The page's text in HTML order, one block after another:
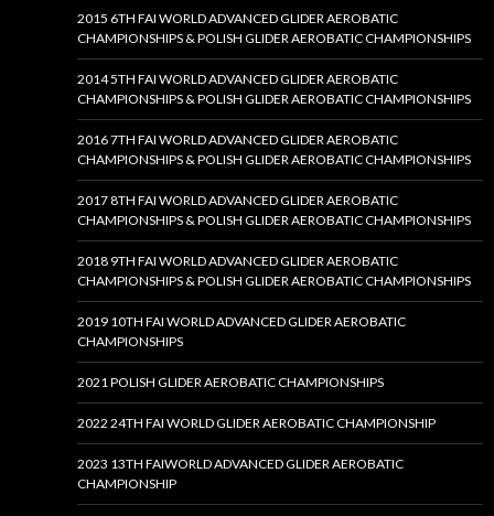
2015 6TH FAI WORLD ADVANCED GLIDER AEROBATIC
CHAMPIONSHIPS & POLISH GLIDER AEROBATIC CHAMPIONSHIPS
2014 5TH FAI WORLD ADVANCED GLIDER AEROBATIC
CHAMPIONSHIPS & POLISH GLIDER AEROBATIC CHAMPIONSHIPS
2016 7TH FAI WORLD ADVANCED GLIDER AEROBATIC
CHAMPIONSHIPS & POLISH GLIDER AEROBATIC CHAMPIONSHIPS
2017 8TH FAI WORLD ADVANCED GLIDER AEROBATIC
CHAMPIONSHIPS & POLISH GLIDER AEROBATIC CHAMPIONSHIPS
2018 9TH FAI WORLD ADVANCED GLIDER AEROBATIC
CHAMPIONSHIPS & POLISH GLIDER AEROBATIC CHAMPIONSHIPS
2019 10TH FAI WORLD ADVANCED GLIDER AEROBATIC
CHAMPIONSHIPS
2021 POLISH GLIDER AEROBATIC CHAMPIONSHIPS
2022 24TH FAI WORLD GLIDER AEROBATIC CHAMPIONSHIP
2023 13TH FAIWORLD ADVANCED GLIDER AEROBATIC
CHAMPIONSHIP